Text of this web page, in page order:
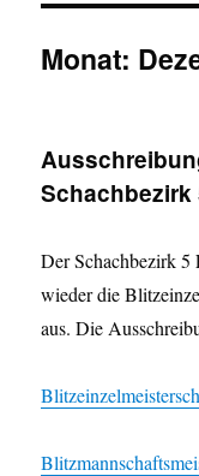
Monat:
Schachbezirk
Der Schachbezirk 5
wieder die
aus. Die